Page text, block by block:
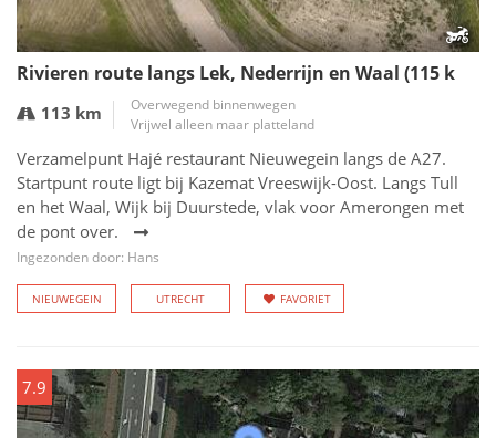
Rivieren route langs Lek, Nederrijn en Waal (115 k
113 km
Overwegend binnenwegen
Vrijwel alleen maar platteland
Verzamelpunt Hajé restaurant Nieuwegein langs de A27.
Startpunt route ligt bij Kazemat Vreeswijk-Oost. Langs Tull
en het Waal, Wijk bij Duurstede, vlak voor Amerongen met
de pont over.
Ingezonden door: Hans
NIEUWEGEIN UTRECHT FAVORIET
7.9